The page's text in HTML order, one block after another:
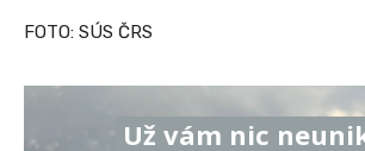
FOTO: SÚS ČRS
Už vám nic